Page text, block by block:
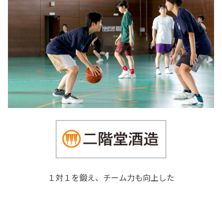
１対１を鍛え、チーム力も向上した